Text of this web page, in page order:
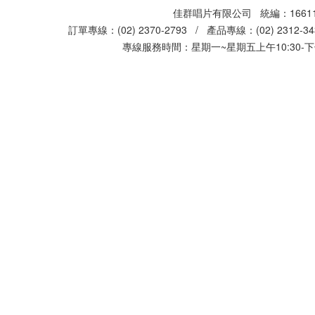
佳群唱片有限公司 統編：
訂單專線：(02) 2370-2793 / 產品專線：(02)
專線服務時間：星期一~星期五上午10:30-